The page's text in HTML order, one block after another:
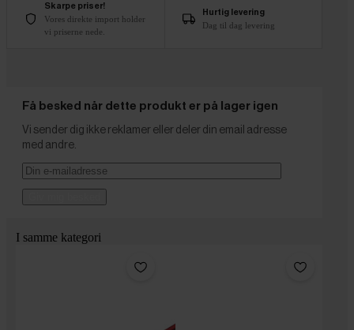
Skarpe priser!
Vores direkte import holder
vi priserne nede.
Hurtig levering
Dag til dag levering
Få besked når dette produkt er på lager igen
Vi sender dig ikke reklamer eller deler din email adresse
med andre.
I samme kategori